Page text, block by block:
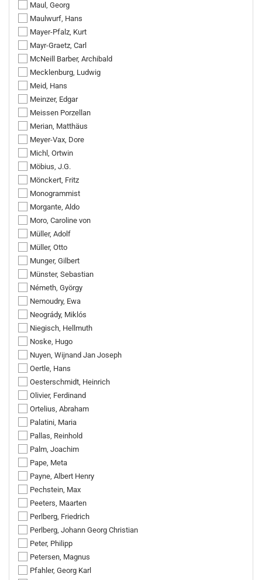
Maul, Georg
Maulwurf, Hans
Mayer-Pfalz, Kurt
Mayr-Graetz, Carl
McNeill Barber, Archibald
Mecklenburg, Ludwig
Meid, Hans
Meinzer, Edgar
Meissen Porzellan
Merian, Matthäus
Meyer-Vax, Dore
Michl, Ortwin
Möbius, J.G.
Mönckert, Fritz
Monogrammist
Morgante, Aldo
Moro, Caroline von
Müller, Adolf
Müller, Otto
Munger, Gilbert
Münster, Sebastian
Németh, György
Nemoudry, Ewa
Neogrády, Miklós
Niegisch, Hellmuth
Noske, Hugo
Nuyen, Wijnand Jan Joseph
Oertle, Hans
Oesterschmidt, Heinrich
Olivier, Ferdinand
Ortelius, Abraham
Palatini, Maria
Pallas, Reinhold
Palm, Joachim
Pape, Meta
Payne, Albert Henry
Pechstein, Max
Peeters, Maarten
Perlberg, Friedrich
Perlberg, Johann Georg Christian
Peter, Philipp
Petersen, Magnus
Pfahler, Georg Karl